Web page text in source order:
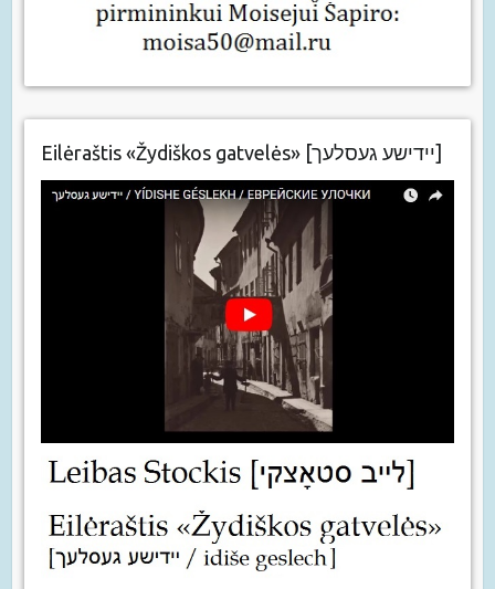
Eilėraštis «Žydiškos gatvelės» [יידישע געסלעך]